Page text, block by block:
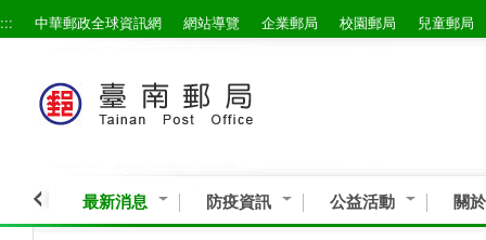
跳到主要內容區塊
::: 中華郵政全球資訊網 網站導覽 企業郵局 校園郵局 兒童郵局
最新消息 防疫資訊 公益活動 關